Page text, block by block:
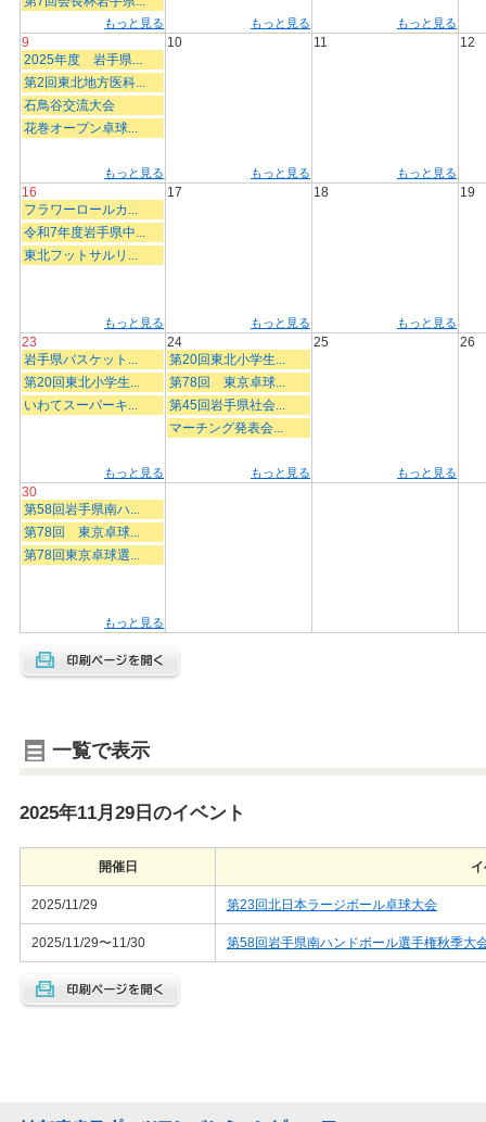
もっと見る もっと見る もっと見る
9
2025年度 岩手県...
第2回東北地方医科...
石鳥谷交流大会
花巻オープン卓球...
もっと見る
10
もっと見る
11
もっと見る
12
16
フラワーロールカ...
令和7年度岩手県中...
東北フットサルリ...
もっと見る
17
もっと見る
18
もっと見る
19
23
岩手県バスケット...
第20回東北小学生...
いわてスーパーキ...
もっと見る
24
第20回東北小学生...
第78回 東京卓球...
第45回岩手県社会...
マーチング発表会...
もっと見る
25
もっと見る
26
30
第58回岩手県南ハ...
第78回 東京卓球...
第78回東京卓球選...
もっと見る
一覧で表示
2025年11月29日のイベント
開催日
2025/11/29 第23回北日本ラージボール卓球大会
2025/11/29〜11/30 第58回岩手県南ハンドボール選手権秋季大